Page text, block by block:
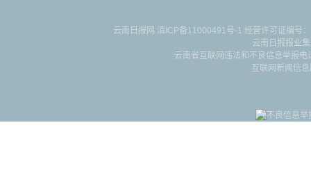
云南日报网 滇ICP备11000491号-1 经营许可证编号
云南日报报业
云南省互联网违法和不良信息举报
互联网新闻信